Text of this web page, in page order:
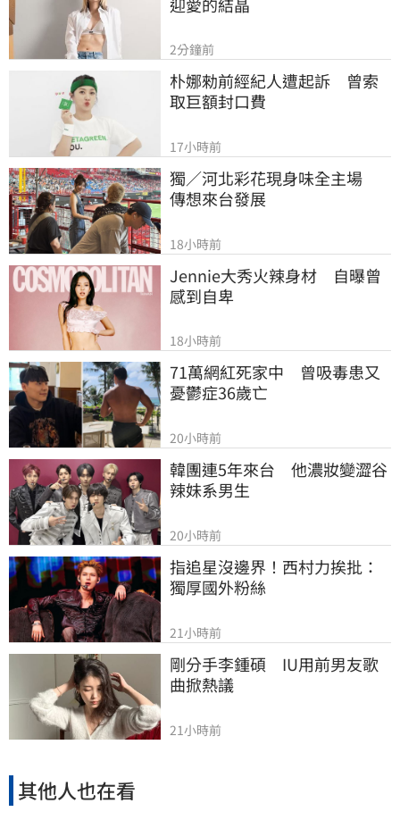
2分鐘前
朴娜勑前經紀人遭起訴　曾索
取巨額封口費
17小時前
獨／河北彩花現身味全主場
傳想來台發展
18小時前
Jennie大秀火辣身材　自曝曾
感到自卑
18小時前
71萬網紅死家中　曾吸毒患又
憂鬱症36歲亡
20小時前
韓團連5年來台　他濃妝變澀谷
辣妹系男生
20小時前
指追星沒邊界！西村力挨批：
獨厚國外粉絲
21小時前
剛分手李鍾碩　IU用前男友歌
曲掀熱議
21小時前
其他人也在看